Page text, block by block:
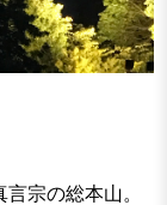
宗の総本山。